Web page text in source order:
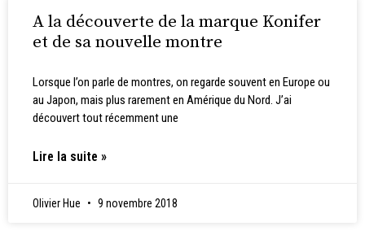
A la découverte de la marque Konifer
et de sa nouvelle montre
Lorsque l’on parle de montres, on regarde souvent en Europe ou
au Japon, mais plus rarement en Amérique du Nord. J’ai
découvert tout récemment une
Lire la suite »
Olivier Hue 9 novembre 2018